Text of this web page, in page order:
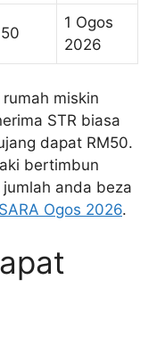
1 Ogos
2026
miskin
STR biasa
dapat RM50.
bertimbun
anda beza
Ogos 2026.